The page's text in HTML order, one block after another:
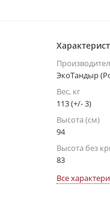
ЭкоТандыр
Вес, кг
113 (+/- 3)
Высота (см)
94
Высота без
83
Все